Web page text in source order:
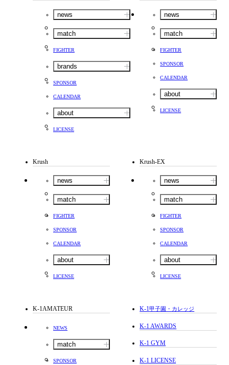
news
match
FIGHTER
brands
SPONSOR
CALENDAR
about
LICENSE
news
match
FIGHTER
SPONSOR
CALENDAR
about
LICENSE
Krush
news
match
FIGHTER
SPONSOR
CALENDAR
about
LICENSE
Krush-EX
news
match
FIGHTER
SPONSOR
CALENDAR
about
LICENSE
K-1AMATEUR
NEWS
match
SPONSOR
K-1甲子園・カレッジ
K-1 AWARDS
K-1 GYM
K-1 LICENSE